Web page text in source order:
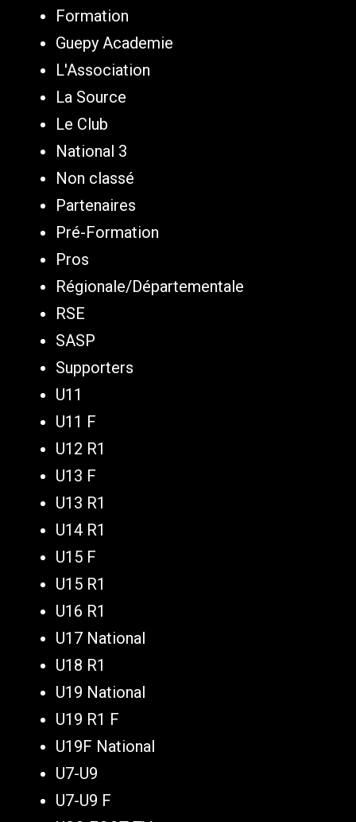
Formation
Guepy Academie
L'Association
La Source
Le Club
National 3
Non classé
Partenaires
Pré-Formation
Pros
Régionale/Départementale
RSE
SASP
Supporters
U11
U11 F
U12 R1
U13 F
U13 R1
U14 R1
U15 F
U15 R1
U16 R1
U17 National
U18 R1
U19 National
U19 R1 F
U19F National
U7-U9
U7-U9 F